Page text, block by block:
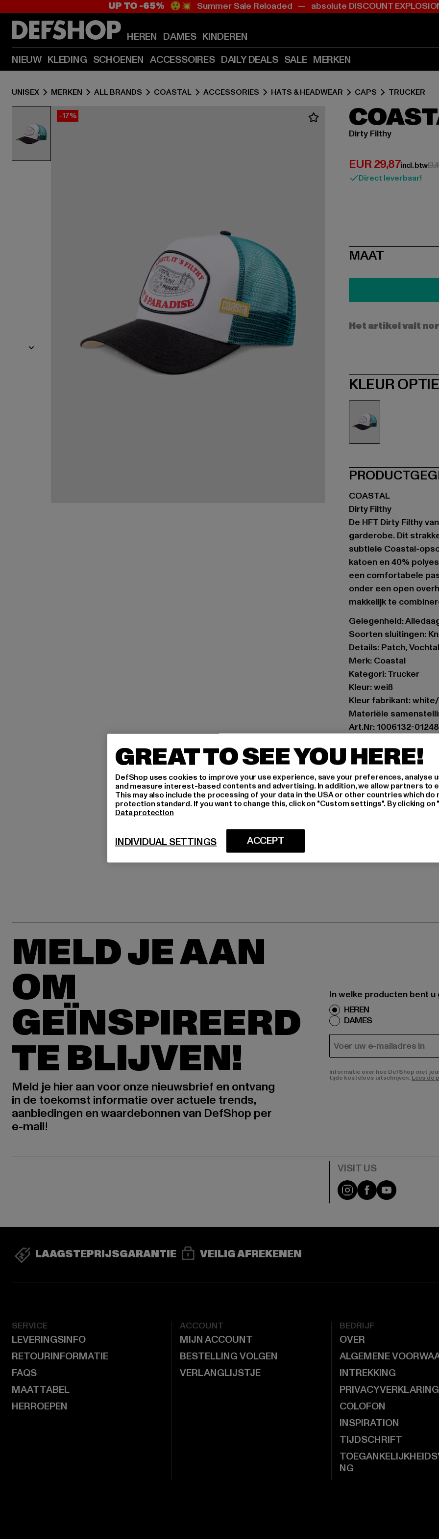
Ga
(Druk
op
Enter)
Ga
(Druk
op
Enter)
UP TO -65% 😲💥 Summer Sale Reloaded — absolute DISCOUNT
HEREN DAMES KINDEREN
NIEUW KLEDING SCHOENEN ACCESSOIRES DAILY DEALS SALE MERKEN
UNISEX MERKEN ALL BRANDS COASTAL ACCESSORIES HATS & HEADWEAR CAPS TRUCKER
-17%
Dirty Filthy
EUR 29,87
Huidige prijs: EUR
incl. btw
Direct leverbaar!
SIZE
MAAT
Het artikel valt
KLEUR
COASTAL
Dirty Filthy
De HFT Dirty Filthy
garderobe. Dit
subtiele Coastal-
katoen en 40%
een comfortabele
onder een open
makkelijk te
Gelegenheid:
Soorten sluitingen:
Details: Patch,
Merk: Coastal
Kategori: Trucker
Kleur: weiß
Kleur fabrikant:
Materiële
Art.Nr: 1006132-01248
Fabrikant: Huesken
Sandstraße 92 |
MAAT
MELD JE AAN
OM
GEÏNSPIREERD
TE BLIJVEN!
Meld je hier aan voor onze nieuwsbrief en ontvang
in de toekomst informatie over actuele trends,
aanbiedingen en waardebonnen van DefShop per
e-mail!
In welke producten bent
HEREN
DAMES
E-MAIL
Informatie over hoe DefShop met
tijde kosteloos uitschrijven. Lees de
Visit our Instagram
Visit ourVisit our
LAAGSTEPRIJSGARANTIE VEILIG AFREKENEN
SERVICE
LEVERINGSINFO
RETOURINFORMATIE
FAQS
MAATTABEL
HERROEPEN
ACCOUNT
MIJN ACCOUNT
BESTELLING VOLGEN
VERLANGLIJSTJE
BEDRIJF
OVER
ALGEMENE
INTREKKING
PRIVACYVERKLARING
COLOFON
INSPIRATION
TIJDSCHRIFT
NG
GREAT TO SEE YOU HERE!
DefShop uses cookies to improve your use experience, save your preferences, analyse
and measure interest-based contents and advertising. In addition, we allow partners to
This may also include the processing of your data in the USA or other countries which do
protection standard. If you want to change this, click on "Custom settings". By clicking
Data protection
ACCEPT
INDIVIDUAL SETTINGS